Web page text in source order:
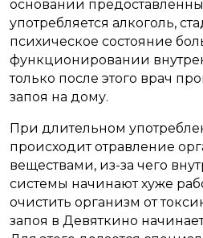
основании
употребляется алкоголь,
психическое состояние
функционировании
только после этого врач
запоя на дому.
При длительном
происходит отравление
веществами, из-за чего
системы начинают хуже
очистить организм от
запоя в Девяткино